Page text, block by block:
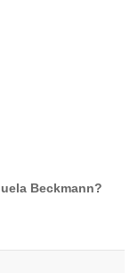
Beckmann?